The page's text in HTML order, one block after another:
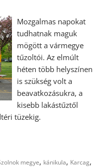
Mozgalmas napokat
tudhatnak maguk
mögött a vármegye
tűzoltói. Az elmúlt
héten több helyszínen
is szükség volt a
beavatkozásukra, a
kisebb lakástűztől
tüzekig.
megye, kánikula, Karcag,